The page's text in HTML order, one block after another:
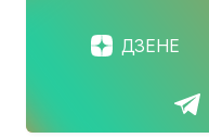
ДЗЕНЕ